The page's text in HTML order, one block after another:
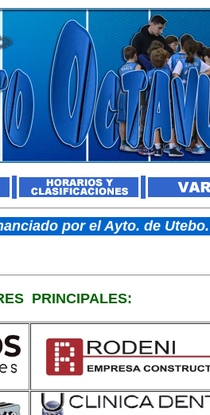
por el Ayto. de Utebo.
PRINCIPALES: